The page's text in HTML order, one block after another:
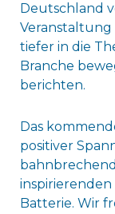
Deutschland
Veranstaltung
tiefer in die
Branche
berichten.
Das
positiver
Batterie. Wir